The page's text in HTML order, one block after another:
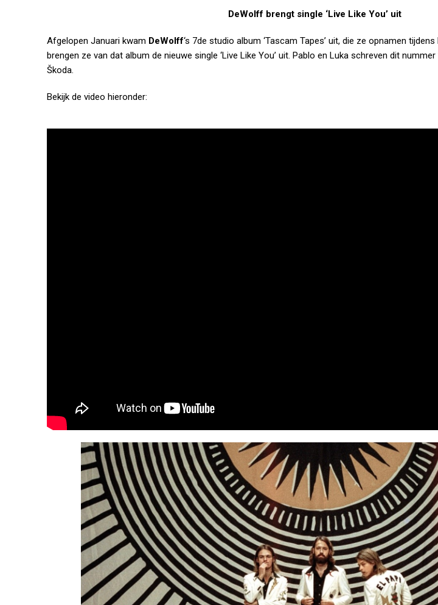
DeWolff brengt single ‘Live Like You’ uit
Afgelopen Januari kwam DeWolff‘s 7de studio album ‘Tascam Tapes’ uit, die ze opnamen
brengen ze van dat album de nieuwe single ‘Live Like You’ uit. Pablo en Luka schreven dit
Škoda.
Bekijk de video hieronder: